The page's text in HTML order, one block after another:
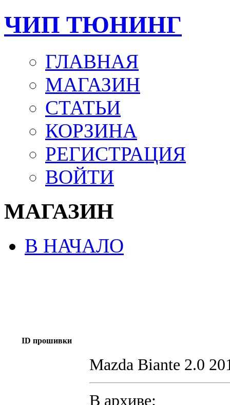
ЧИП ТЮНИНГ
ГЛАВНАЯ
МАГАЗИН
СТАТЬИ
КОРЗИНА
РЕГИСТРАЦИЯ
ВОЙТИ
МАГАЗИН
В НАЧАЛО
ID прошивки
Mazda Biante 2.0
В архиве: